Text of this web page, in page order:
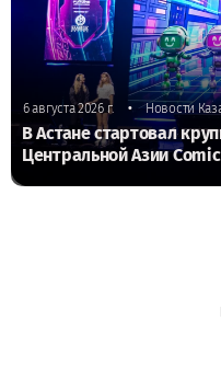
6 августа 2026 г. • Новости
В Астане стартовал
Центральной Азии